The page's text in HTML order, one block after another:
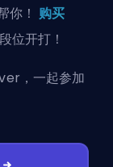
你！购买
位开打！
，一起参加